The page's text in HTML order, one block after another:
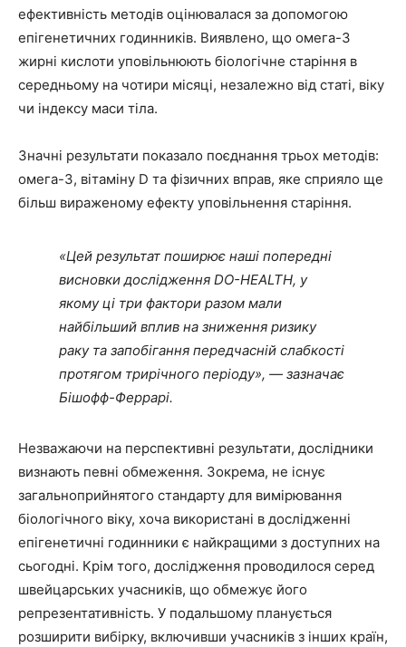
ефективність методів оцінювалася за допомогою
епігенетичних годинників. Виявлено, що омега-3
жирні кислоти уповільнюють біологічне старіння в
середньому на чотири місяці, незалежно від статі, віку
чи індексу маси тіла.
Значні результати показало поєднання трьох методів:
омега-3, вітаміну D та фізичних вправ, яке сприяло ще
більш вираженому ефекту уповільнення старіння.
«Цей результат поширює наші попередні
висновки дослідження DO-HEALTH, у
якому ці три фактори разом мали
найбільший вплив на зниження ризику
раку та запобігання передчасній слабкості
протягом трирічного періоду», — зазначає
Бішофф-Феррарі.
Незважаючи на перспективні результати, дослідники
визнають певні обмеження. Зокрема, не існує
загальноприйнятого стандарту для вимірювання
біологічного віку, хоча використані в дослідженні
епігенетичні годинники є найкращими з доступних на
сьогодні. Крім того, дослідження проводилося серед
швейцарських учасників, що обмежує його
репрезентативність. У подальшому планується
розширити вибірку, включивши учасників з інших країн,